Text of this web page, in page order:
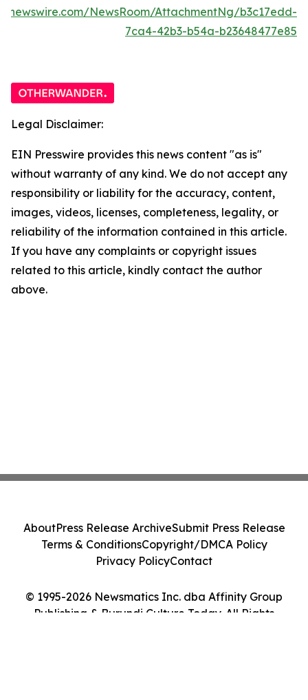
NewsRoom/AttachmentNg/b3c17edd-
7ca4-42b3-b54a-b23648477e85
Legal Disclaimer:
EIN Presswire provides this news content "as is"
without warranty of any kind. We do not accept any
responsibility or liability for the accuracy, content,
images, videos, licenses, completeness, legality, or
reliability of the information contained in this article.
If you have any complaints or copyright issues
related to this article, kindly contact the author
above.
© 1995-2026 Newsmatics Inc. dba Affinity Group
Publishing & Burundi Culture Today. All Rights
AboutPress Release ArchiveSubmit Press Release
Terms & ConditionsCopyright/DMCA Policy
Privacy PolicyContact